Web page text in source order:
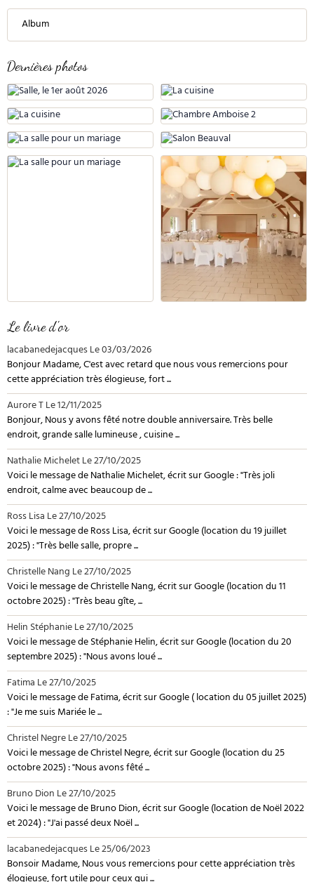
Album
Dernières photos
Le livre d'or
lacabanedejacquesLe 03/03/2026
Bonjour Madame, C'est avec retard que nous vous remercions pour
cette appréciation très élogieuse, fort ...
Aurore TLe 12/11/2025
Bonjour, Nous y avons fêté notre double anniversaire. Très belle
endroit, grande salle lumineuse , cuisine ...
Nathalie MicheletLe 27/10/2025
Voici le message de Nathalie Michelet, écrit sur Google : "Très joli
endroit, calme avec beaucoup de ...
Ross LisaLe 27/10/2025
Voici le message de Ross Lisa, écrit sur Google (location du 19 juillet
2025) : "Très belle salle, propre ...
Christelle NangLe 27/10/2025
Voici le message de Christelle Nang, écrit sur Google (location du 11
octobre 2025) : "Très beau gîte, ...
Helin StéphanieLe 27/10/2025
Voici le message de Stéphanie Helin, écrit sur Google (location du 20
septembre 2025) : "Nous avons loué ...
FatimaLe 27/10/2025
Voici le message de Fatima, écrit sur Google ( location du 05 juillet 2025)
: "Je me suis Mariée le ...
Christel NegreLe 27/10/2025
Voici le message de Christel Negre, écrit sur Google (location du 25
octobre 2025) : "Nous avons fêté ...
Bruno DionLe 27/10/2025
Voici le message de Bruno Dion, écrit sur Google (location de Noël 2022
et 2024) : "J'ai passé deux Noël ...
lacabanedejacquesLe 25/06/2023
Bonsoir Madame, Nous vous remercions pour cette appréciation très